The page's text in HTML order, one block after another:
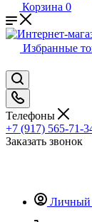
Корзина 0
Избранные
Телефоны
+7 (917) 565-71-
Заказать звонок
Личный